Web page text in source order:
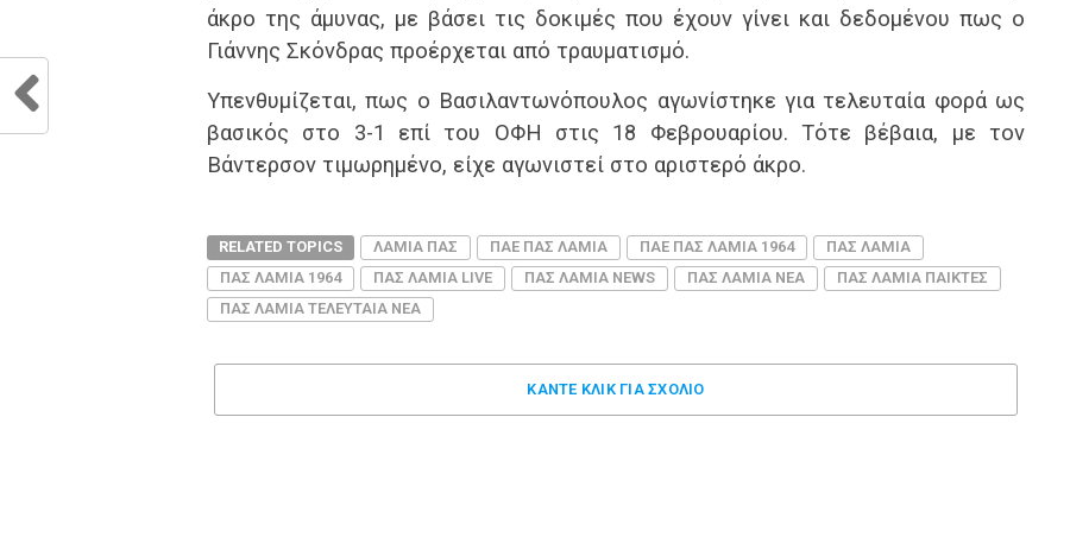
άκρο της άμυνας, με βάσει τις δοκιμές που έχουν γίνει και δεδομένου πως ο
Γιάννης Σκόνδρας προέρχεται από τραυματισμό.
Υπενθυμίζεται, πως ο Βασιλαντωνόπουλος αγωνίστηκε για τελευταία φορά ως
βασικός στο 3-1 επί του ΟΦΗ στις 18 Φεβρουαρίου. Τότε βέβαια, με τον
Βάντερσον τιμωρημένο, είχε αγωνιστεί στο αριστερό άκρο.
RELATED TOPICS ΛΑΜΙΑ ΠΑΣ ΠΑΕ ΠΑΣ ΛΑΜΙΑ ΠΑΕ ΠΑΣ ΛΑΜΙΑ 1964
ΠΑΣ ΛΑΜΙΑ
ΠΑΣ ΛΑΜΙΑ 1964
ΠΑΣ ΛΑΜΙΑ LIVE ΠΑΣ ΛΑΜΙΑ NEWS ΠΑΣ ΛΑΜΙΑ ΝΕΑ
ΠΑΣ ΛΑΜΙΑ ΠΑΙΚΤΕΣ
ΠΑΣ ΛΑΜΙΑ ΤΕΛΕΥΤΑΙΑ ΝΕΑ
ΚΑΝΤΕ ΚΛΊΚ ΓΙΑ ΣΧΌΛΙΟ